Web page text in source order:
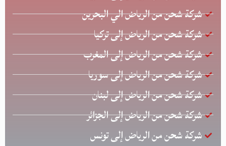
شركة شحن من الرياض الي البحرين
شركة شحن من الرياض إلى تركيا
شركة شحن من الرياض إلى المغرب
شركة شحن من الرياض إلى سوريا
شركة شحن من الرياض إلى لبنان
شركة شحن من الرياض إلى الجزائر
شركة شحن من الرياض إلى تونس